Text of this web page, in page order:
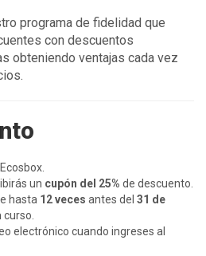
programa de fidelidad que
con descuentos
obteniendo ventajas cada vez
un cupón del 25% de descuento.
hasta 12 veces antes del 31 de
electrónico cuando ingreses al